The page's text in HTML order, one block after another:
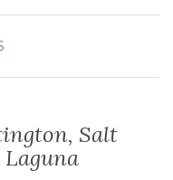
Salt
Laguna